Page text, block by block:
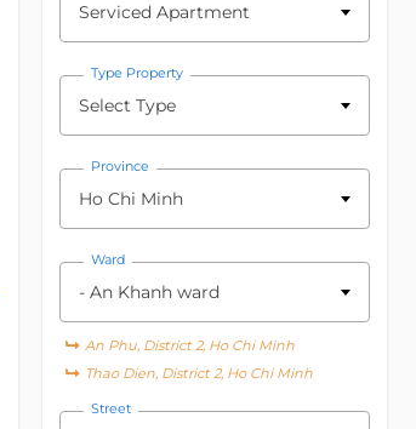
Serviced Apartment
Type Property
Select Type
Province
Ho Chi Minh
Ward
- An Khanh ward
An Phu, District 2, Ho Chi Minh
Thao Dien, District 2, Ho Chi Minh
Street